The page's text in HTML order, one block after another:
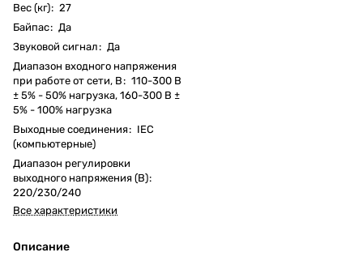
Вес (кг): 27
Байпас: Да
Звуковой сигнал: Да
Диапазон входного напряжения
при работе от сети, В: 110-300 В
± 5% - 50% нагрузка, 160-300 В ±
5% - 100% нагрузка
Выходные соединения: IEC
(компьютерные)
Диапазон регулировки
выходного напряжения (В):
220/230/240
Все характеристики
Описание